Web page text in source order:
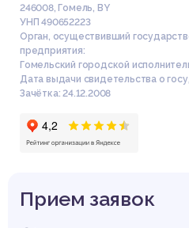
246008,Гомель BY
УНП 490652223
Орган, осуществивший
предприятия:
Гомельский городской
Дата выдачи свидетельства о
Зачётка: 24.12.2008
Прием заявок